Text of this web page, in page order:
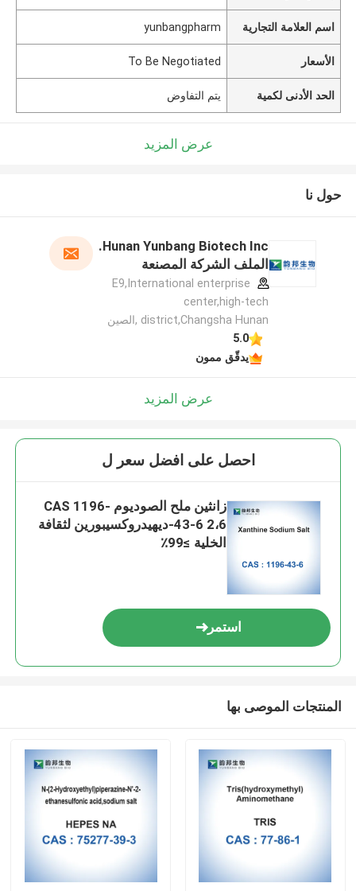
اسم العلامة التجارية yunbangpharm
الأسعار To Be Negotiated
الحد الأدنى لكمية يتم التفاوض
عرض المزيد
حول نا
Hunan Yunbang Biotech Inc.
الملف الشركة المصنعة
E9,International enterprise
center,high-tech
district,Changsha Hunan ,الصين
5.0
يدقّق ممون
عرض المزيد
احصل على افضل سعر ل
زانثين ملح الصوديوم CAS 1196-
43-6 2،6-ديهيدروكسيبورين لثقافة
الخلية ≥99٪
استمر
المنتجات الموصى بها